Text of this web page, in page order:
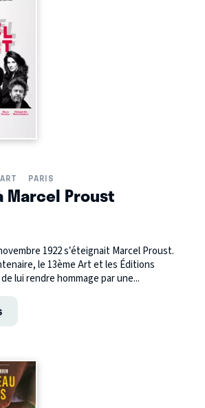
PARIS
Marcel Proust
1922 s’éteignait Marcel Proust.
le 13ème Art et les Éditions
lui rendre hommage par une...